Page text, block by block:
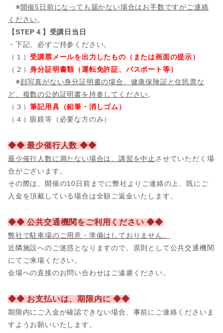
※開催5日前になっても届かない場合はお手数ですがご連絡
ください 。
【STEP４】受講日当日
・下記、必ずご持参ください。
（１）受講票メールを出力したもの（または画面の提示）
（２）身分証明書類（運転免許証、パスポート等）
※顔写真がない身分証明書の場合、健康保険証と住民票な
ど、複数の公的証明書を持参してください 。
（３）筆記用具（鉛筆・消しゴム）
（４）眼鏡等（必要な方のみ）
◆◆ 最少催行人数 ◆◆
最少催行人数に満たない場合は、講習を中止 させていただく場
合がございます。
その際は、開催の10日前までに弊社よりご連絡の上、既にご
入金を頂戴している場合は全額ご返金いたします。
◆◆ 公共交通機関をご利用ください ◆◆
弊社で駐車場のご用意・準備はしておりません。
近隣施設へのご迷惑となりますので、原則として公共交通機関
にてご来場ください。
会場への直接のお問い合わせはご遠慮ください。
◆◆ お支払いは、期限内に ◆◆
期限内にご入金が確認できない場合、事前にご連絡くださいま
すようお願いいたします。